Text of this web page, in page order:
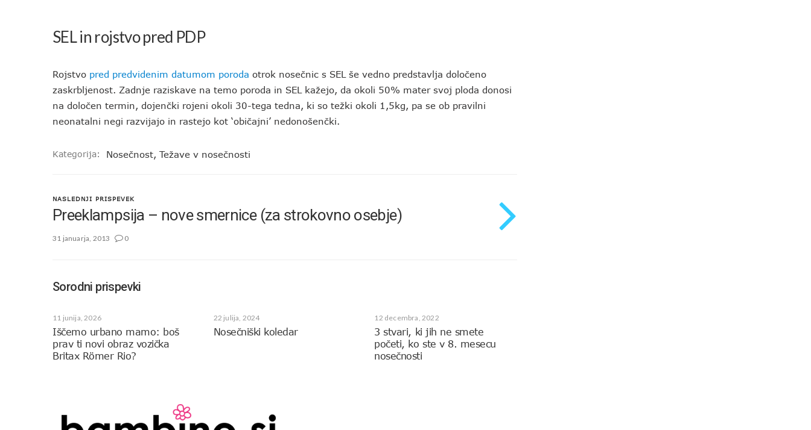
SEL in rojstvo pred PDP
Rojstvo pred predvidenim datumom poroda otrok nosečnic s SEL še vedno predstavlja določeno
zaskrbljenost. Zadnje raziskave na temo poroda in SEL kažejo, da okoli 50% mater svoj ploda donosi
na določen termin, dojenčki rojeni okoli 30-tega tedna, ki so težki okoli 1,5kg, pa se ob pravilni
neonatalni negi razvijajo in rastejo kot ‘običajni’ nedonošenčki.
Kategorija: Nosečnost, Težave v nosečnosti
NASLEDNJI PRISPEVEK
Preeklampsija – nove smernice (za strokovno osebje)
31 januarja, 2013 0
Sorodni prispevki
11 junija, 2026
Iščemo urbano mamo: boš
prav ti novi obraz vozička
Britax Römer Rio?
22 julija, 2024
Nosečniški koledar
12 decembra, 2022
3 stvari, ki jih ne smete
početi, ko ste v 8. mesecu
nosečnosti